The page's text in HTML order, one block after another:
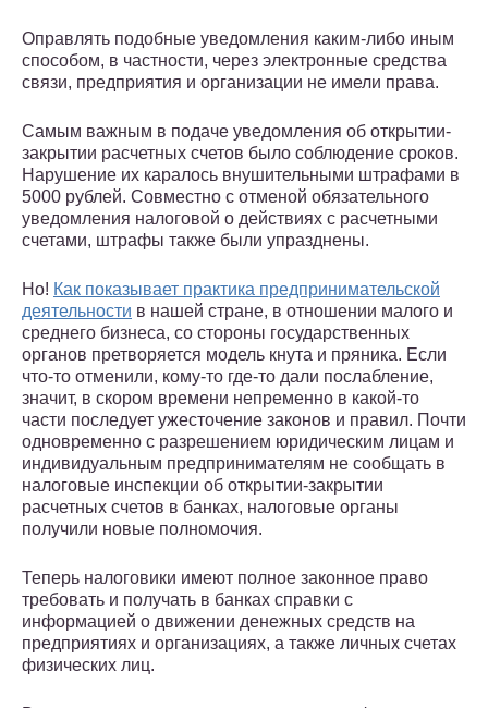
Оправлять подобные уведомления каким-либо иным
способом, в частности, через электронные средства
связи, предприятия и организации не имели права.
Самым важным в подаче уведомления об открытии-
закрытии расчетных счетов было соблюдение сроков.
Нарушение их каралось внушительными штрафами в
5000 рублей. Совместно с отменой обязательного
уведомления налоговой о действиях с расчетными
счетами, штрафы также были упразднены.
Но! Как показывает практика предпринимательской
деятельности в нашей стране, в отношении малого и
среднего бизнеса, со стороны государственных
органов претворяется модель кнута и пряника. Если
что-то отменили, кому-то где-то дали послабление,
значит, в скором времени непременно в какой-то
части последует ужесточение законов и правил. Почти
одновременно с разрешением юридическим лицам и
индивидуальным предпринимателям не сообщать в
налоговые инспекции об открытии-закрытии
расчетных счетов в банках, налоговые органы
получили новые полномочия.
Теперь налоговики имеют полное законное право
требовать и получать в банках справки с
информацией о движении денежных средств на
предприятиях и организациях, а также личных счетах
физических лиц.